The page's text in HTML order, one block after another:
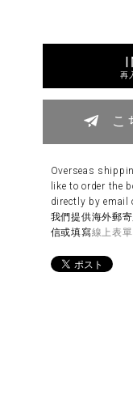
再
こ
Overseas
like to order the
directly by email
我們提供海外郵
信或填寫線上表單